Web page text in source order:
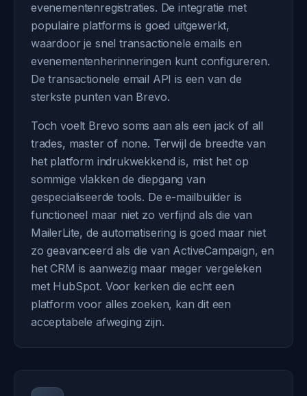
evenementenregistraties. De integratie met
populaire platforms is goed uitgewerkt,
waardoor je snel transactionele emails en
evenementenherinneringen kunt configureren.
De transactionele email API is een van de
sterkste punten van Brevo.
Toch voelt Brevo soms aan als een jack of all
trades, master of none. Terwijl de breedte van
het platform indrukwekkend is, mist het op
sommige vlakken de diepgang van
gespecialiseerde tools. De e-mailbuilder is
functioneel maar niet zo verfijnd als die van
MailerLite, de automatisering is goed maar niet
zo geavanceerd als die van ActiveCampaign, en
het CRM is aanwezig maar mager vergeleken
met HubSpot. Voor kerken die echt een
platform voor alles zoeken, kan dit een
acceptabele afweging zijn.